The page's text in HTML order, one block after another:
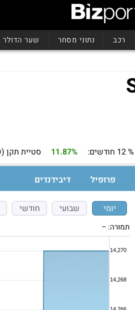
רכב נתוני מסחר שער הדולר
% 12 חודשים: 11.87% סטיית תקן
פרופיל דיבידנדים
יומי שבועי חודשי
תמורה: --